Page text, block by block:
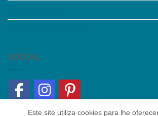
SOCIAL
Este site utiliza cookies para lhe